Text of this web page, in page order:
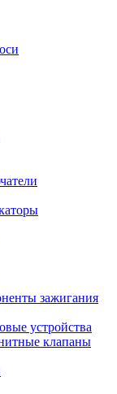
зажигания
устройства
клапаны